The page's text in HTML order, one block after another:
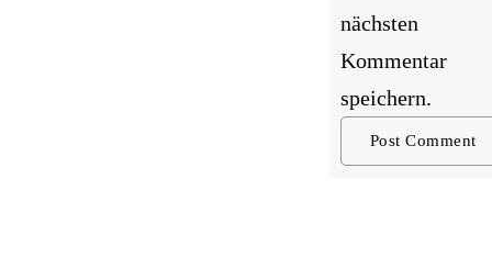
nächsten
Kommentar
speichern.